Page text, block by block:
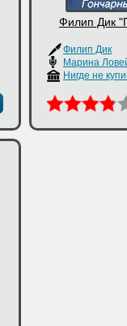
Филип Дик
Филип Дик
Марина
Нигде не